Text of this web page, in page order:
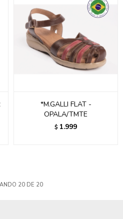
*M.GALLI FLAT -
OPALA/TMTE
$ 1.999
20 DE 20